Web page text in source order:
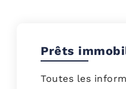
Prêts
Toutes les